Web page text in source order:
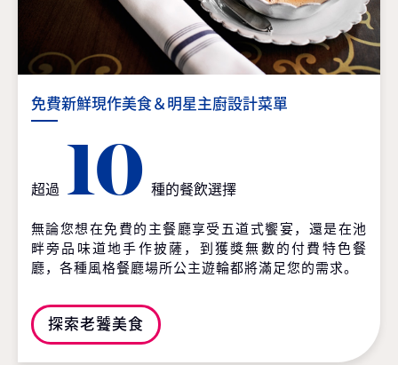
免費新鮮現作美食＆明星主廚設計菜單
超過 10 種的餐飲選擇
無論您想在免費的主餐廳享受五道式饗宴，還是在池
畔旁品味道地手作披薩，到獲獎無數的付費特色餐
廳，各種風格餐廳場所公主遊輪都將滿足您的需求。
探索老饕美食